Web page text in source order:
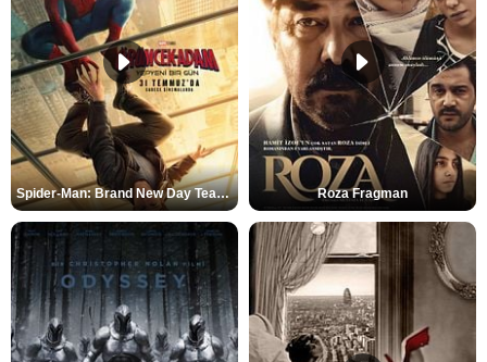
Spider-Man: Brand New Day Teaser Roza Fragman